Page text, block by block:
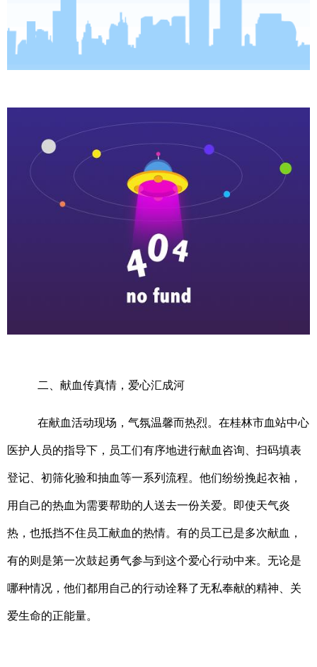
二、献血传真情，爱心汇成河
在献血活动现场，气氛温馨而热烈。在桂林市血站中心
医护人员的指导下，员工们有序地进行献血咨询、扫码填表
登记、初筛化验和抽血等一系列流程。他们纷纷挽起衣袖，
用自己的热血为需要帮助的人送去一份关爱。即使天气炎
热，也抵挡不住员工献血的热情。有的员工已是多次献血，
有的则是第一次鼓起勇气参与到这个爱心行动中来。无论是
哪种情况，他们都用自己的行动诠释了无私奉献的精神、关
爱生命的正能量。